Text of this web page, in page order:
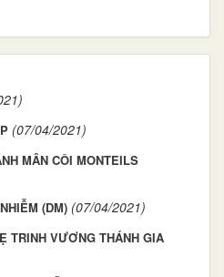
(07/04/2021)
MÂN CÔI MONTEILS
(DM) (07/04/2021)
TRINH VƯƠNG THÁNH GIA